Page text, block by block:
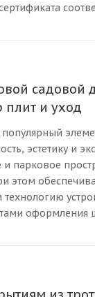
садовой
плит и уход
эстетику и
парковое
этом
оформления